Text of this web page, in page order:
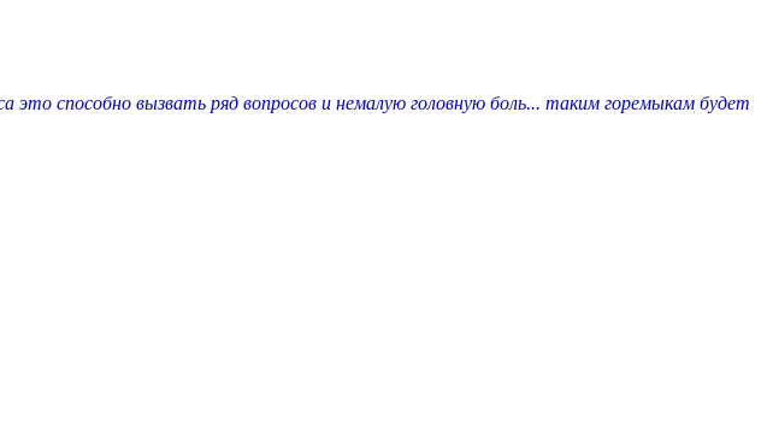
способно вызвать ряд вопросов и немалую головную боль... таким горемыкам будет